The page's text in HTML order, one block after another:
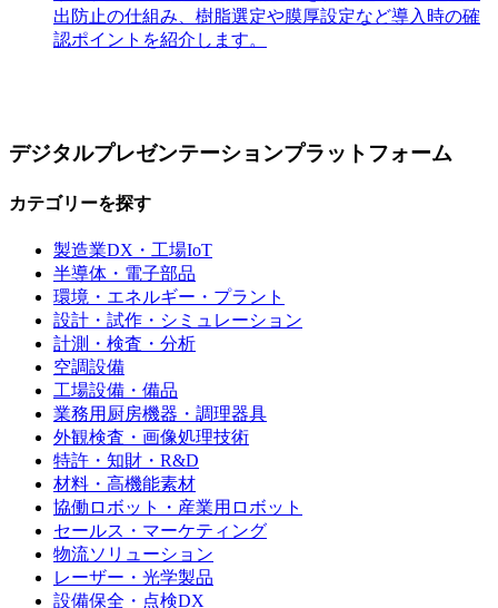
出防止の仕組み、樹脂選定や膜厚設定など導入時の確
認ポイントを紹介します。
デジタルプレゼンテーションプラットフォーム
カテゴリーを探す
製造業DX・工場IoT
半導体・電子部品
環境・エネルギー・プラント
設計・試作・シミュレーション
計測・検査・分析
空調設備
工場設備・備品
業務用厨房機器・調理器具
外観検査・画像処理技術
特許・知財・R&D
材料・高機能素材
協働ロボット・産業用ロボット
セールス・マーケティング
物流ソリューション
レーザー・光学製品
設備保全・点検DX